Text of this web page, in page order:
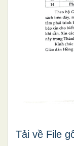
Tải về File